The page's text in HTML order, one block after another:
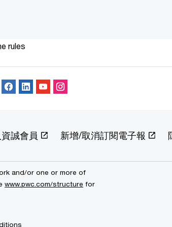
rules
誠會員 新增/取消訂閱電子報
and/or one or more of
www.pwc.com/structure for